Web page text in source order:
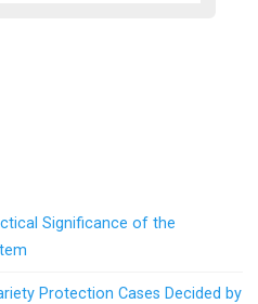
Significance of the
Protection Cases Decided by